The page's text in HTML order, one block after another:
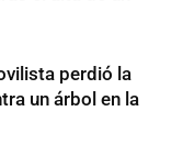
perdió la
un árbol en la